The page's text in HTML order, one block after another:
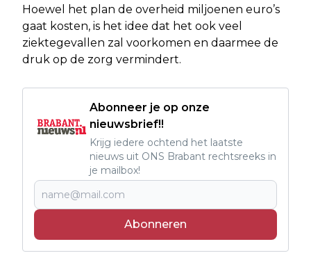
Hoewel het plan de overheid miljoenen euro’s
gaat kosten, is het idee dat het ook veel
ziektegevallen zal voorkomen en daarmee de
druk op de zorg vermindert.
Abonneer je op onze
nieuwsbrief!!
Krijg iedere ochtend het laatste
nieuws uit ONS Brabant rechtsreeks in
je mailbox!
Abonneren